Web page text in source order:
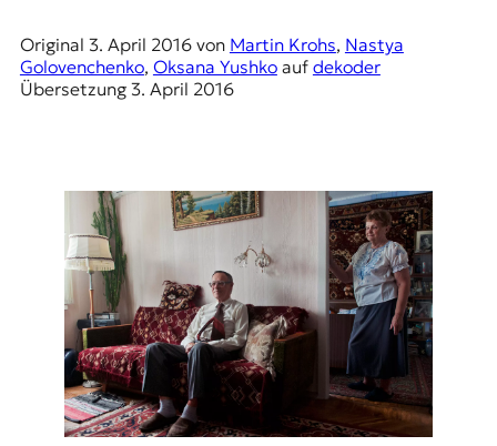
o
u
r
Original 3. April 2016von Martin Krohs, Nastya
Golovenchenko, Oksana Yushkoauf dekoder
Übersetzung 3. April 2016